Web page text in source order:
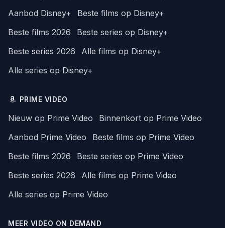
Aanbod Disney+
Beste films op Disney+
Beste films 2026
Beste series op Disney+
Beste series 2026
Alle films op Disney+
Alle series op Disney+
PRIME VIDEO
Nieuw op Prime Video
Binnenkort op Prime Video
Aanbod Prime Video
Beste films op Prime Video
Beste films 2026
Beste series op Prime Video
Beste series 2026
Alle films op Prime Video
Alle series op Prime Video
MEER VIDEO ON DEMAND